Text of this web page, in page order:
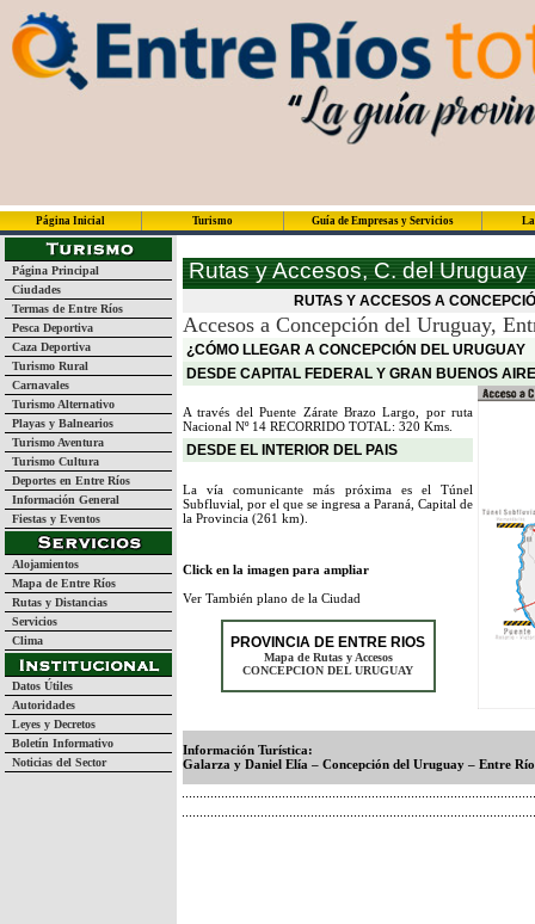
Página Inicial Turismo Guía de Empresas y Servicios
Página Principal
Ciudades
Termas de Entre Ríos
Pesca Deportiva
Caza Deportiva
Turismo Rural
Carnavales
Turismo Alternativo
Playas y Balnearios
Turismo Aventura
Turismo Cultura
Deportes en Entre Ríos
Información General
Fiestas y Eventos
Alojamientos
Mapa de Entre Ríos
Rutas y Distancias
Servicios
Clima
Datos Útiles
Autoridades
Leyes y Decretos
Boletín Informativo
Noticias del Sector
Rutas y Accesos, C. del Uruguay
RUTAS Y ACCESOS A
Accesos a Concepción del Uruguay,
¿CÓMO LLEGAR A CONCEPCIÓN DEL URUGUAY
DESDE CAPITAL FEDERAL Y GRAN BUENOS
A través del Puente Zárate Brazo Largo, por ruta
Nacional Nº 14 RECORRIDO TOTAL: 320 Kms.
DESDE EL INTERIOR DEL PAIS
La vía comunicante más próxima es el Túnel
Subfluvial, por el que se ingresa a Paraná, Capital de
la Provincia (261 km).
Click en la imagen para ampliar
Ver También plano de la Ciudad
PROVINCIA DE ENTRE RIOS
Mapa de Rutas y Accesos
CONCEPCION DEL URUGUAY
Información Turística:
Galarza y Daniel Elía – Concepción del Uruguay – Entre